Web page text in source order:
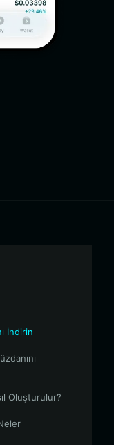
İndirin
Oluşturulur?